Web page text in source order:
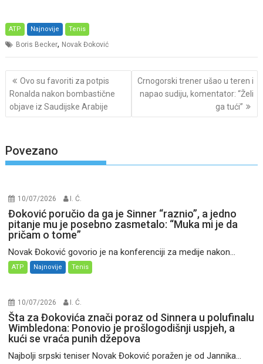
ATP Najnovije Tenis
Boris Becker, Novak Đoković
Post
navigation
Ovo su favoriti za potpis
Ronalda nakon bombastične
objave iz Saudijske Arabije
Crnogorski trener ušao u teren i
napao sudiju, komentator: “Želi
ga tući”
Povezano
10/07/2026 I. Ć.
Đoković poručio da ga je Sinner “raznio”, a jedno
pitanje mu je posebno zasmetalo: “Muka mi je da
pričam o tome”
Novak Đoković govorio je na konferenciji za medije nakon...
ATP Najnovije Tenis
10/07/2026 I. Ć.
Šta za Đokovića znači poraz od Sinnera u polufinalu
Wimbledona: Ponovio je prošlogodišnji uspjeh, a
kući se vraća punih džepova
Najbolji srpski teniser Novak Đoković poražen je od Jannika...